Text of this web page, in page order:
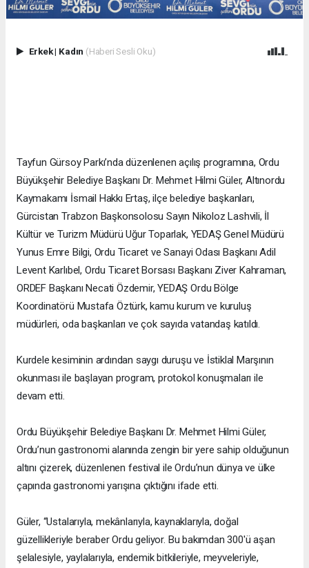
Erkek| Kadın (Haberi Sesli Oku)
Tayfun Gürsoy Parkı’nda düzenlenen açılış programına, Ordu
Büyükşehir Belediye Başkanı Dr. Mehmet Hilmi Güler, Altınordu
Kaymakamı İsmail Hakkı Ertaş, ilçe belediye başkanları,
Gürcistan Trabzon Başkonsolosu Sayın Nikoloz Lashvili, İl
Kültür ve Turizm Müdürü Uğur Toparlak, YEDAŞ Genel Müdürü
Yunus Emre Bilgi, Ordu Ticaret ve Sanayi Odası Başkanı Adil
Levent Karlıbel, Ordu Ticaret Borsası Başkanı Ziver Kahraman,
ORDEF Başkanı Necati Özdemir, YEDAŞ Ordu Bölge
Koordinatörü Mustafa Öztürk, kamu kurum ve kuruluş
müdürleri, oda başkanları ve çok sayıda vatandaş katıldı.
Kurdele kesiminin ardından saygı duruşu ve İstiklal Marşının
okunması ile başlayan program, protokol konuşmaları ile
devam etti.
Ordu Büyükşehir Belediye Başkanı Dr. Mehmet Hilmi Güler,
Ordu’nun gastronomi alanında zengin bir yere sahip olduğunun
altını çizerek, düzenlenen festival ile Ordu’nun dünya ve ülke
çapında gastronomi yarışına çıktığını ifade etti.
Güler, “Ustalarıyla, mekânlarıyla, kaynaklarıyla, doğal
güzellikleriyle beraber Ordu geliyor. Bu bakımdan 300'ü aşan
şelalesiyle, yaylalarıyla, endemik bitkileriyle, meyveleriyle,